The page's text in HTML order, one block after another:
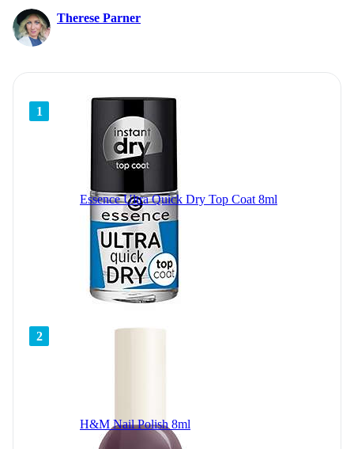
Therese Parner
1
Essence Ultra Quick Dry Top Coat 8ml
2
H&M Nail Polish 8ml